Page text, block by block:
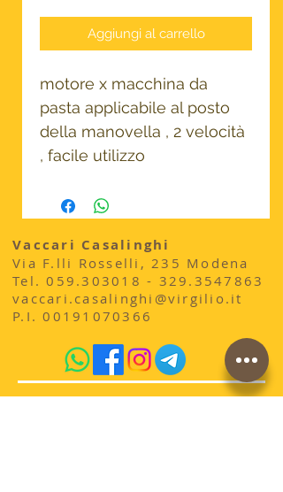
Aggiungi al carrello
motore x macchina da
pasta applicabile al posto
della manovella , 2 velocità
, facile utilizzo
Vaccari Casalinghi
Via F.lli Rosselli, 235 Modena
​Tel.059.303018 - 329 .3547863
vaccari.casalinghi@virgilio.it
P.I.00191070366
acquista qui sul sito